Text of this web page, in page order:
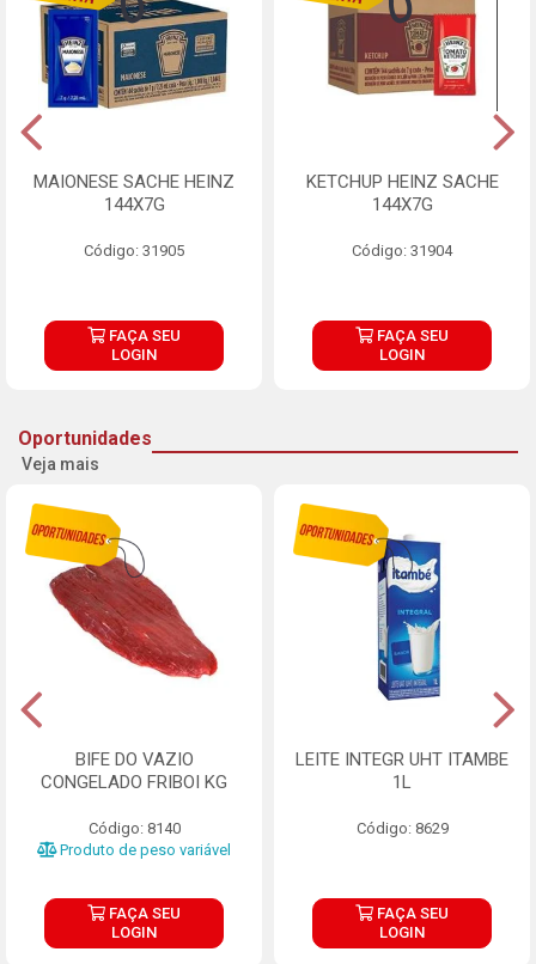
MAIONESE SACHE HEINZ
144X7G
Código: 31905
FAÇA SEU
LOGIN
KETCHUP HEINZ SACHE
144X7G
Código: 31904
FAÇA SEU
LOGIN
Oportunidades
Veja mais
BIFE DO VAZIO
CONGELADO FRIBOI KG
Código: 8140
Produto de peso variável
FAÇA SEU
LOGIN
LEITE INTEGR UHT ITAMBE
1L
Código: 8629
FAÇA SEU
LOGIN